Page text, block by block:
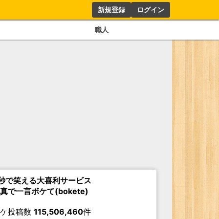
新規登録 ログイン
職人
で笑える大喜利サービス
で一言ボケて(bokete)
投稿数 115,506,460件